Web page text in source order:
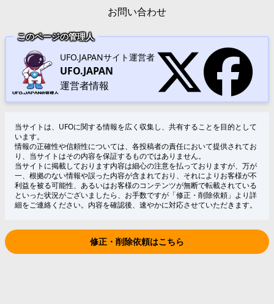
お問い合わせ
このページの管理人
UFO.JAPANサイト運営者
UFO.JAPAN
運営者情報
当サイトは、UFOに関する情報を広く収集し、共有することを目的として
います。
情報の正確性や信頼性については、各投稿者の責任において提供されてお
り、当サイトはその内容を保証するものではありません。
当サイトに掲載しております内容は細心の注意を払っておりますが、万が
一、根拠のない情報や誤った内容が含まれており、それによりお客様が不
利益を被る可能性、あるいはお客様のコンテンツが無断で転載されている
といった状況がございましたら、お手数ですが「修正・削除依頼」より詳
細をご連絡ください。内容を確認後、速やかに対応させていただきます。
修正・削除依頼はこちら